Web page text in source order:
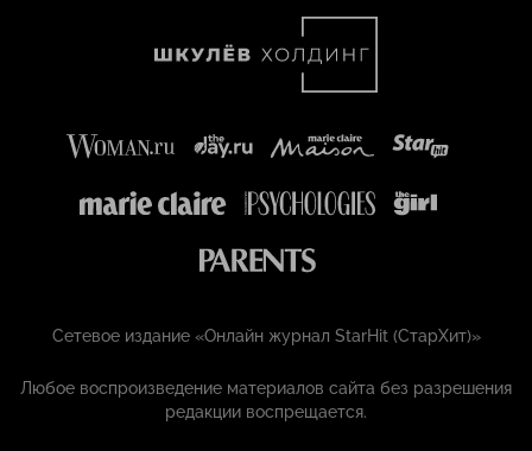
Сетевое издание «Онлайн журнал StarHit (СтарХит)»
Любое воспроизведение материалов сайта без разрешения
редакции воспрещается.